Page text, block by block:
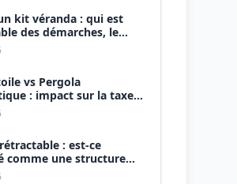
kit véranda : qui est
des démarches, le
vous ?
vs Pergola
: impact sur la taxe
: est-ce
comme une structure
?